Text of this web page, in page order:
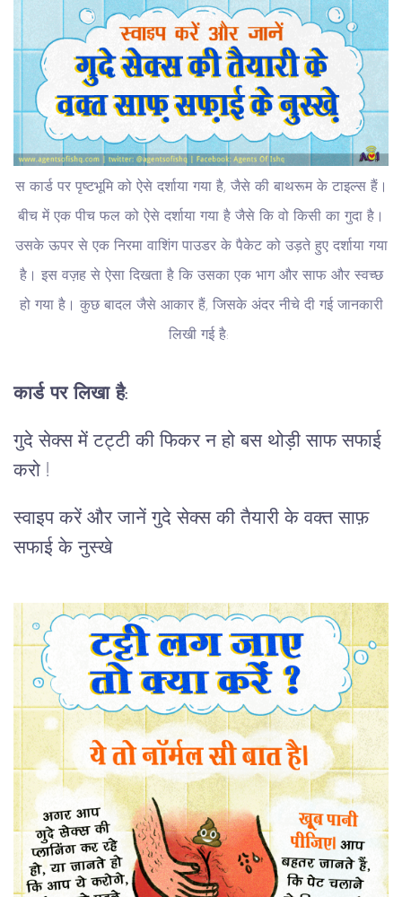
स कार्ड पर पृष्टभूमि को ऐसे दर्शाया गया है, जैसे की बाथरूम के टाइल्स हैं।
बीच में एक पीच फल को ऐसे दर्शाया गया है जैसे कि वो किसी का गुदा है।
उसके ऊपर से एक निरमा वाशिंग पाउडर के पैकेट को उड़ते हुए दर्शाया गया
है। इस वज़ह से ऐसा दिखता है कि उसका एक भाग और साफ और स्वच्छ
हो गया है। कुछ बादल जैसे आकार हैं, जिसके अंदर नीचे दी गई जानकारी
लिखी गई है:
कार्ड पर लिखा है:
गुदे सेक्स में टट्टी की फिकर न हो बस थोड़ी साफ सफाई
करो !
स्वाइप करें और जानें गुदे सेक्स की तैयारी के वक्त साफ़
सफाई के नुस्खे